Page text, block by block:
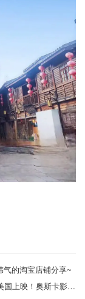
气的淘宝店铺分享~
2023年度悬疑力作《威尼斯惊魂夜》9.15美国上映！奥斯卡影后杨紫琼领衔主演❗